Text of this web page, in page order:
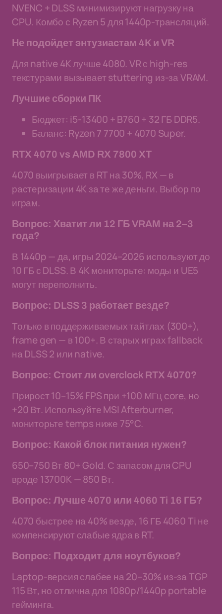
NVENC + DLSS минимизируют нагрузку на
CPU. Комбо с Ryzen 5 для 1440p-трансляций.
Не подойдет энтузиастам 4K и VR
Для native 4K лучше 4080. VR с high-res
текстурами вызывает stuttering из-за VRAM.
Лучшие сборки ПК
Бюджет: i5-13400 + B760 + 32 ГБ DDR5.
Баланс: Ryzen 7 7700 + 4070 Super.
RTX 4070 vs AMD RX 7800 XT
4070 выигрывает в RT на 30%, RX — в
растеризации 4K за те же деньги. Выбор по
играм.
Вопрос: Хватит ли 12 ГБ VRAM на 2–3
года?
В 1440p — да, игры 2024–2026 используют до
10 ГБ с DLSS. В 4K мониторьте: моды и UE5
могут переполнить.
Вопрос: DLSS 3 работает везде?
Только в поддерживаемых тайтлах (300+),
frame gen — в 100+. В старых играх fallback
на DLSS 2 или native.
Вопрос: Стоит ли overclock RTX 4070?
Прирост 10–15% FPS при +100 МГц core, но
+20 Вт. Используйте MSI Afterburner,
мониторьте temps ниже 75°C.
Вопрос: Какой блок питания нужен?
650–750 Вт 80+ Gold. С запасом для CPU
вроде 13700K — 850 Вт.
Вопрос: Лучше 4070 или 4060 Ti 16 ГБ?
4070 быстрее на 40% везде, 16 ГБ 4060 Ti не
компенсируют слабые ядра в RT.
Вопрос: Подходит для ноутбуков?
Laptop-версия слабее на 20–30% из-за TGP
115 Вт, но отлична для 1080p/1440p portable
гейминга.